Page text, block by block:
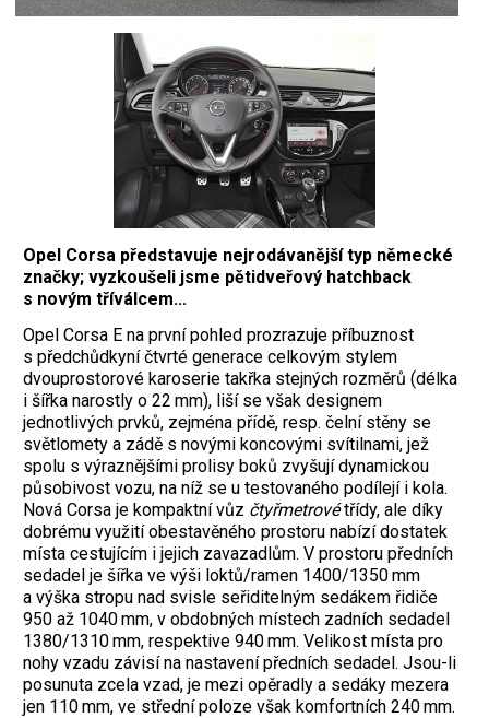
Opel Corsa představuje nejrodávanější typ německé
značky; vyzkoušeli jsme pětidveřový hatchback
s novým tříválcem...
Opel Corsa E na první pohled prozrazuje příbuznost
s předchůdkyní čtvrté generace celkovým stylem
dvouprostorové karoserie takřka stejných rozměrů (délka
i šířka narostly o 22 mm), liší se však designem
jednotlivých prvků, zejména přídě, resp. čelní stěny se
světlomety a zádě s novými koncovými svítilnami, jež
spolu s výraznějšími prolisy boků zvyšují dynamickou
působivost vozu, na níž se u testovaného podílejí i kola.
Nová Corsa je kompaktní vůz čtyřmetrovétřídy, ale díky
dobrému využití obestavěného prostoru nabízí dostatek
místa cestujícím i jejich zavazadlům. V prostoru předních
sedadel je šířka ve výši loktů/ramen 1400/1350 mm
a výška stropu nad svisle seřiditelným sedákem řidiče
950 až 1040 mm, v obdobných místech zadních sedadel
1380/1310 mm, respektive 940 mm. Velikost místa pro
nohy vzadu závisí na nastavení předních sedadel. Jsou-li
posunuta zcela vzad, je mezi opěradly a sedáky mezera
jen 110 mm, ve střední poloze však komfortních 240 mm.